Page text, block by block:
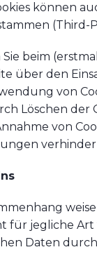
können
(Third-
beim
über den
von
Löschen der
von
für jegliche Art
Daten